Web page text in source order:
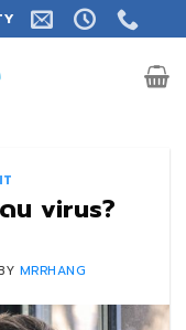
น virus?
MRRHANG